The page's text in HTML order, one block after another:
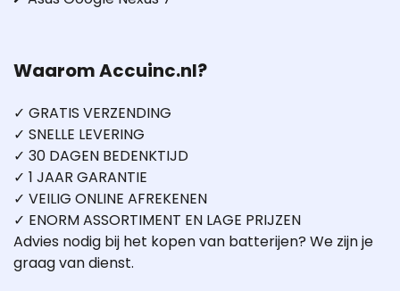
Waarom Accuinc.nl?
✓ GRATIS VERZENDING
✓ SNELLE LEVERING
✓ 30 DAGEN BEDENKTIJD
✓ 1 JAAR GARANTIE
✓ VEILIG ONLINE AFREKENEN
✓ ENORM ASSORTIMENT EN LAGE PRIJZEN
Advies nodig bij het kopen van batterijen? We zijn je
graag van dienst.